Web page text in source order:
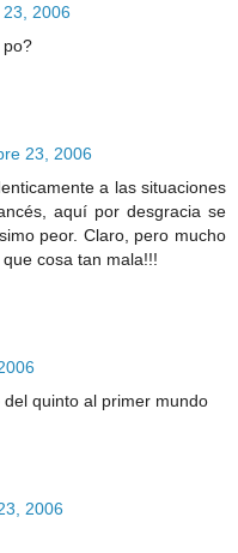
2006
po?
23, 2006
a las situaciones
aquí por desgracia se
peor. Claro, pero mucho
que cosa tan mala!!!
quinto al primer mundo
2006